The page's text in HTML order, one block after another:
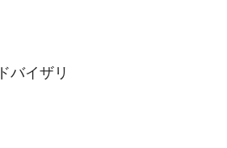
バイザリ